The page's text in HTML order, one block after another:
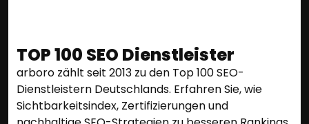
TOP 100 SEO Dienstleister
arboro zählt seit 2013 zu den Top 100 SEO-
Dienstleistern Deutschlands. Erfahren Sie, wie
Sichtbarkeitsindex, Zertifizierungen und